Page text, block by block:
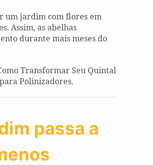
um jardim com flores em
Assim, as abelhas
durante mais meses do
Transformar Seu Quintal
Polinizadores.
passa a